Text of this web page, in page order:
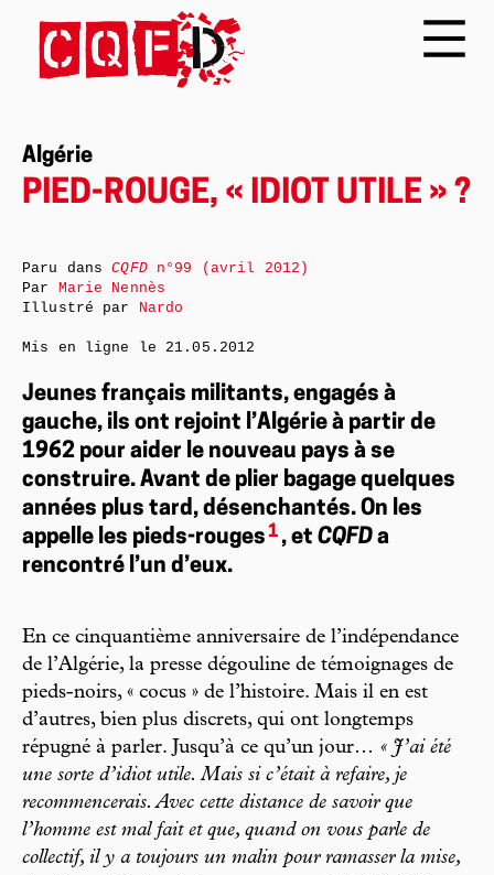
Algérie
PIED-ROUGE, « IDIOT UTILE » ?
Jeunes français militants, engagés à
gauche, ils ont rejoint l’Algérie à partir de
1962 pour aider le nouveau pays à se
construire. Avant de plier bagage quelques
années plus tard, désenchantés. On les
appelle les pieds-rouges1 , et CQFD a
rencontré l’un d’eux.
En ce cinquantième anniversaire de l’indépendance
de l’Algérie, la presse dégouline de témoignages de
pieds-noirs, « cocus » de l’histoire. Mais il en est
d’autres, bien plus discrets, qui ont longtemps
répugné à parler. Jusqu’à ce qu’un jour… « J’ai été
une sorte d’idiot utile. Mais si c’était à refaire, je
recommencerais. Avec cette distance de savoir que
l’homme est mal fait et que, quand on vous parle de
collectif, il y a toujours un malin pour ramasser la mise,
Paru dansCQFDn°99 (avril 2012)
Par Marie Nennès
Illustré par Nardo
Mis en ligne le 21.05.2012